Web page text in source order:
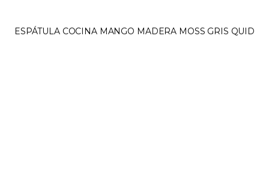
ESPÁTULA COCINA MANGO MADERA MOSS GRIS QUID